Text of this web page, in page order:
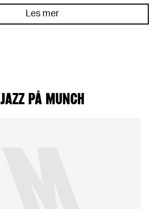
Les mer
JAZZ PÅ MUNCH